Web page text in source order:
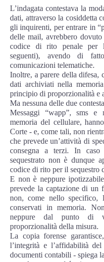
Incident Handling
Log Management
Vulnerability
BC & DR
Data Breach
A & C
Privacy & GDPR
Resp.
Adempimenti
Tutela Copyright e
Auditing Aziendale
L’indagata contestava la
dati, attraverso la cosiddetta
gli inquirenti, per entrare in
delle mail, avrebbero
codice di rito penale per
seguenti), avendo di
comunicazioni telematiche.
Inoltre, a parere della
dati archiviati nella
principio di proporzionalità e
Ma nessuna delle due
Messaggi “wapp”, sms e
memoria del cellulare,
Corte - e, come tali, non
che prevede un’attività di
consegna a terzi. In
sequestrato non è dunque
codice di rito per il sequestro
E non è neppure
prevede la captazione di un
non, come nello specifico,
conservati in memoria.
neppure dal punto di
proporzionalità della misura.
La copia forense
l’integrità e l’affidabilità
documenti contabili - spiega